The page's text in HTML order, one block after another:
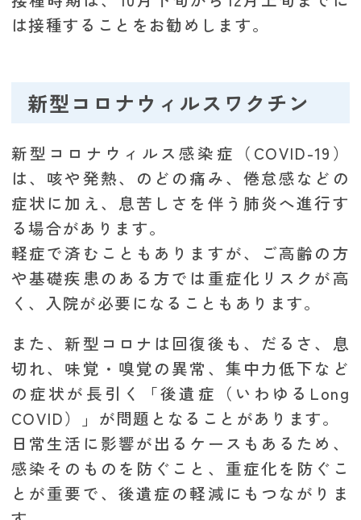
は接種することをお勧めします。
新型コロナウィルスワクチン
新型コロナウィルス感染症（COVID-19）
は、咳や発熱、のどの痛み、倦怠感などの
症状に加え、息苦しさを伴う肺炎へ進行す
る場合があります。
軽症で済むこともありますが、ご高齢の方
や基礎疾患のある方では重症化リスクが高
く、入院が必要になることもあります。
また、新型コロナは回復後も、だるさ、息
切れ、味覚・嗅覚の異常、集中力低下など
の症状が長引く「後遺症（いわゆるLong
COVID）」が問題となることがあります。
日常生活に影響が出るケースもあるため、
感染そのものを防ぐこと、重症化を防ぐこ
とが重要で、後遺症の軽減にもつながりま